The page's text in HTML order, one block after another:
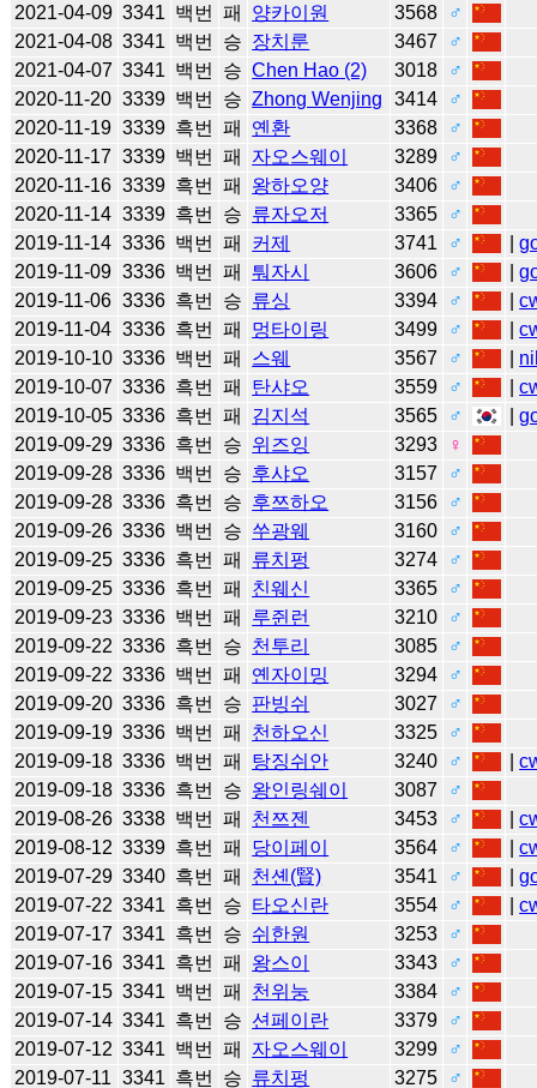
2021-04-09 3341 백번 패 양카이원 3568
♂
2021-04-08 3341 백번 승 장치룬 3467
♂
2021-04-07 3341 백번 승 Chen Hao (2) 3018
♂
2020-11-20 3339 백번 승 Zhong Wenjing 3414
♂
2020-11-19 3339 흑번 패 옌환 3368
♂
2020-11-17 3339 백번 패 자오스웨이 3289
♂
2020-11-16 3339 흑번 패 왕하오양 3406
♂
2020-11-14 3339 흑번 승 류자오저 3365
♂
2019-11-14 3336 백번 패 커제 3741 ♂ |
2019-11-09 3336 백번 패 퉈자시 3606 ♂ |
2019-11-06 3336 흑번 승 류싱 3394 ♂ |
2019-11-04 3336 흑번 패 멍타이링 3499 ♂ |
2019-10-10 3336 백번 패 스웨 3567 ♂
2019-10-07 3336 흑번 패 탄샤오 3559 ♂ |
2019-10-05 3336 흑번 패 김지석 3565 ♂ |
2019-09-29 3336 흑번 승 위즈잉 3293
♀
2019-09-28 3336 백번 승 후샤오 3157
♂
2019-09-28 3336 흑번 승 후쯔하오 3156
♂
2019-09-26 3336 백번 승 쑤광웨 3160
♂
2019-09-25 3336 흑번 패 류치펑 3274
♂
2019-09-25 3336 흑번 패 친웨신 3365
♂
2019-09-23 3336 백번 패 루쥔런 3210
♂
2019-09-22 3336 흑번 승 천투리 3085
♂
2019-09-22 3336 백번 패 옌자이밍 3294
♂
2019-09-20 3336 흑번 승 판빙쉬 3027
♂
2019-09-19 3336 백번 패 천하오신 3325
♂
2019-09-18 3336 백번 패 탕징쉬안 3240 ♂ |
2019-09-18 3336 흑번 승 왕인링쉐이 3087
♂
2019-08-26 3338 백번 패 천쯔젠 3453 ♂ |
2019-08-12 3339 흑번 패 당이페이 3564 ♂ |
2019-07-29 3340 흑번 패 천셴(賢) 3541 ♂ |
2019-07-22 3341 흑번 승 타오신란 3554 ♂ |
2019-07-17 3341 흑번 승 쉬한원 3253
♂
2019-07-16 3341 흑번 패 왕스이 3343
♂
2019-07-15 3341 백번 패 천위눙 3384
♂
2019-07-14 3341 흑번 승 션페이란 3379
♂
2019-07-12 3341 백번 패 자오스웨이 3299
♂
2019-07-11 3341 흑번 승 류치펑 3275
♂